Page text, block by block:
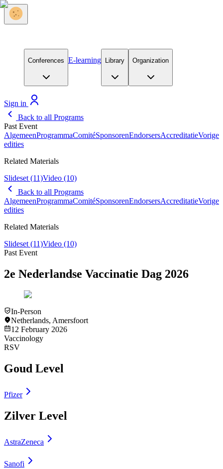
Conferences E-learning Library Organization
Sign in
Back to all Programs
Past Event
AlgemeenProgrammaComitéSponsorenEndorsersAccreditatieVorige
edities
Related Materials
Slideset (11)Video (10)
Back to all Programs
AlgemeenProgrammaComitéSponsorenEndorsersAccreditatieVorige
edities
Related Materials
Slideset (11)Video (10)
Past Event
2e Nederlandse Vaccinatie Dag 2026
In-Person
Netherlands, Amersfoort
12 February 2026
Vaccinology
RSV
Goud Level
Pfizer
Zilver Level
AstraZeneca
Sanofi